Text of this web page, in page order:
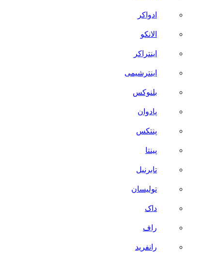
ادواکر
الانکو
اینتراکر
اینترشیمی
بلنوکس
پادوان
پنتکس
پینتا
تابرنیل
تولیسان
داک
راف
رانفرید